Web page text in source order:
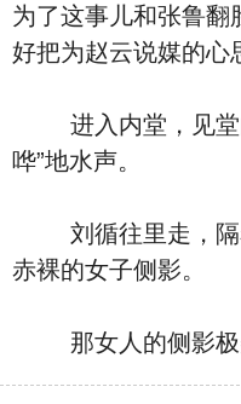
为了这事儿和张鲁翻
好把为赵云说媒的心
进入内堂，见堂
哗”地水声。
刘循往里走，隔
赤裸的女子侧影。
那女人的侧影极